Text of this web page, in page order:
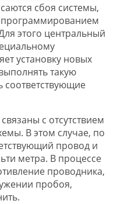
сбоя системы,
этого центральный
установку новых
такую
соответствующие
с отсутствием
В этом случае, по
провод и
метра. В процессе
проводника,
пробоя,